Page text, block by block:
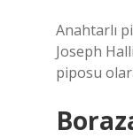
Anahtarlı
Joseph
piposu